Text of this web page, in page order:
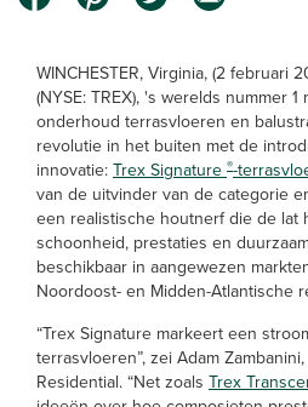
WINCHESTER, Virginia, (2 februari
(NYSE: TREX), 's werelds nummer
onderhoud terrasvloeren en
revolutie in het buiten met de
innovatie: Trex Signature ®-
van de uitvinder van de categorie
een realistische houtnerf die de lat
schoonheid, prestaties en
beschikbaar in aangewezen
Noordoost- en Midden-Atlantische
“Trex Signature markeert een
terrasvloeren”, zei Adam
Residential. “Net zoals Trex